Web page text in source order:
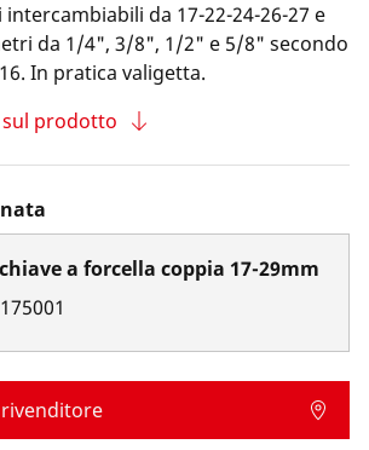
da 17-22-24-26-27 e
da 1/4", 3/8", 1/2" e 5/8" secondo
In pratica valigetta.
prodotto
a forcella coppia 17-29mm
175001